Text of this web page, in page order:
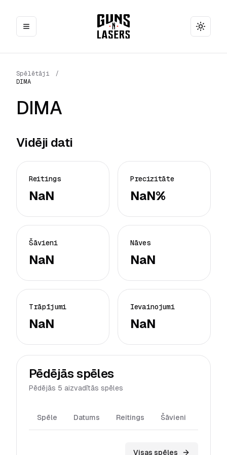
Toggle
Spēlētāji
/
DIMA
DIMA
Vidēji dati
Reitings
NaN
Precizitāte
NaN%
Šāvieni
NaN
Nāves
NaN
Trāpījumi
NaN
Ievainojumi
NaN
Pēdējās spēles
Pēdējās 5 aizvadītās spēles
Spēle Datums Reitings Šāvieni
Visas spēles